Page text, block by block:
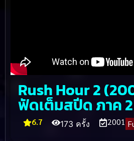
Rush Hour 2
ฟัดเต็มสปีด ภาค 2
6.7 173 ครั้ง 2001